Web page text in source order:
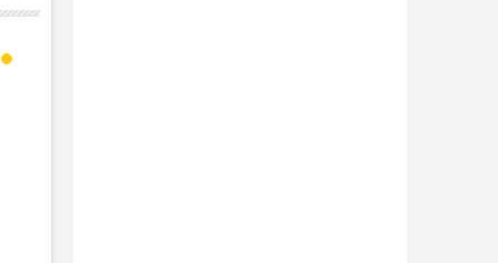
2